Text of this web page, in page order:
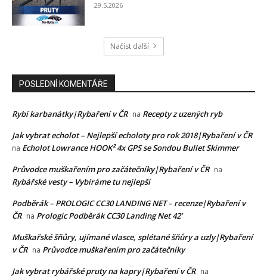
29.5.2026
Načíst další
POSLEDNÍ KOMENTÁŘE
Rybí karbanátky|Rybaření v ČR na Recepty z uzených ryb
Jak vybrat echolot – Nejlepší echoloty pro rok 2018|Rybaření v ČR
na Echolot Lowrance HOOK² 4x GPS se Sondou Bullet Skimmer
Průvodce muškařením pro začátečníky|Rybaření v ČR na
Rybářské vesty – Vybíráme tu nejlepší
Podběrák – PROLOGIC CC30 LANDING NET – recenze|Rybaření v
ČR na Prologic Podběrák CC30 Landing Net 42’
Muškařské šňůry, ujímané vlasce, splétané šňůry a uzly|Rybaření
v ČR na Průvodce muškařením pro začátečníky
Jak vybrat rybářské pruty na kapry|Rybaření v ČR na